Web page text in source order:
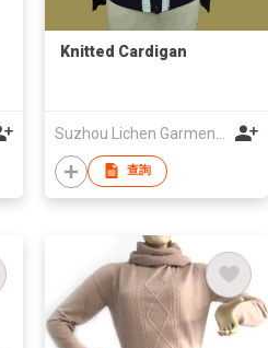
Knitted Cardigan
查詢